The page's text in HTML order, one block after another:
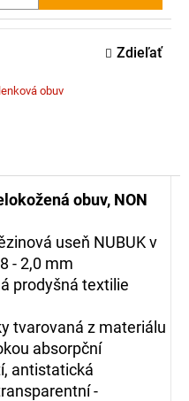
obuv
Zdieľať
obuv, NON
useň NUBUK v
- 2,0 mm
prodyšná textilie
tvarovaná z materiálu
absorpční
antistatická
-